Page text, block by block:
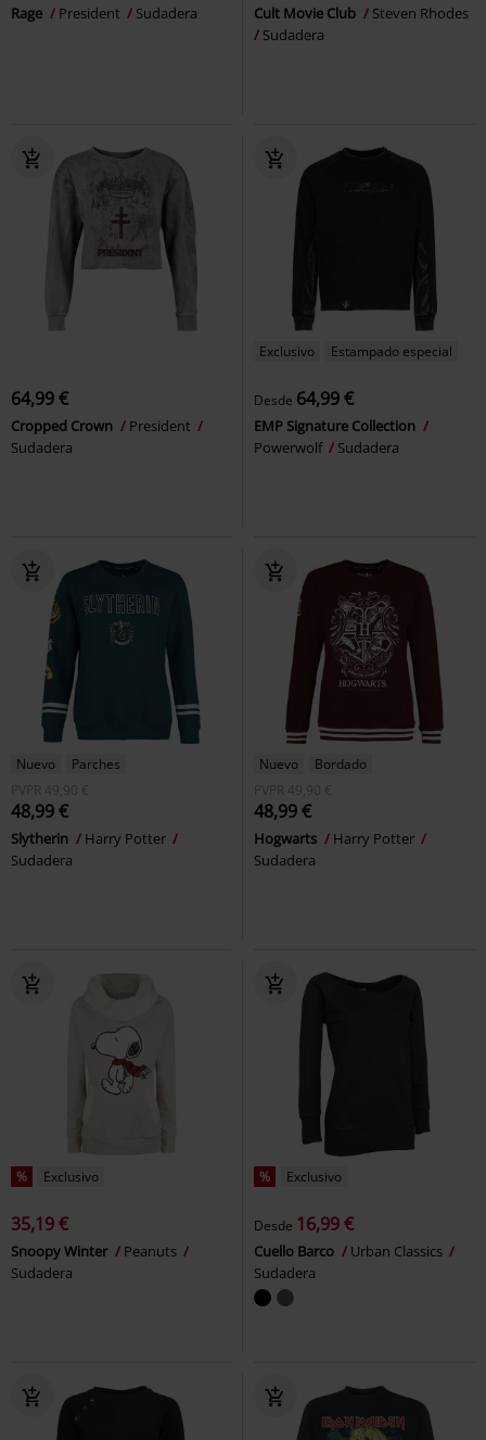
Rage President Sudadera Cult Movie Club
Steven Rhodes
Sudadera
64,99 €
Cropped Crown
President
Sudadera
Exclusivo Estampado especial
Desde 64,99 €
EMP Signature Collection
Powerwolf
Sudadera
Nuevo
Parches
PVPR 49,90 €
48,99 €
Slytherin
Harry Potter
Sudadera
Nuevo
Bordado
PVPR 49,90 €
48,99 €
Hogwarts
Harry Potter
Sudadera
% Exclusivo
35,19 €
Snoopy Winter
Peanuts
Sudadera
% Exclusivo
Desde 16,99 €
Cuello Barco
Urban Classics
Sudadera